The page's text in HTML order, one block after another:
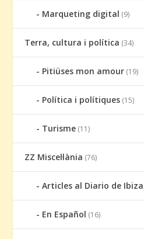
Marqueting digital (9)
Terra, cultura i política (34)
Pitiüses mon amour (19)
Política i polítiques (15)
Turisme (11)
ZZ Miscel·lània (76)
Articles al Diario de Ibiza
En Español (16)